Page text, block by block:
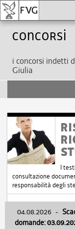
Concorsi
i concorsi indetti
Giulia
I
consultazione
responsabilità degli
04.08.2026 -
domande: